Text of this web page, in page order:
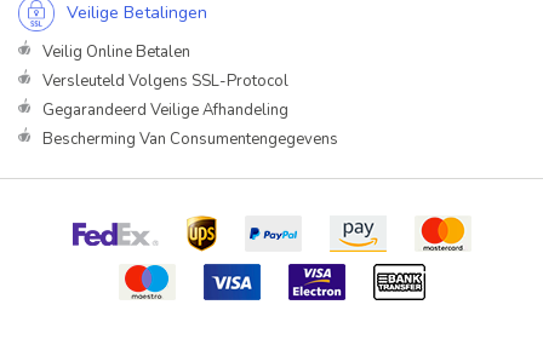
Veilige Betalingen
Veilig Online Betalen
Versleuteld Volgens SSL-Protocol
Gegarandeerd Veilige Afhandeling
Bescherming Van Consumentengegevens